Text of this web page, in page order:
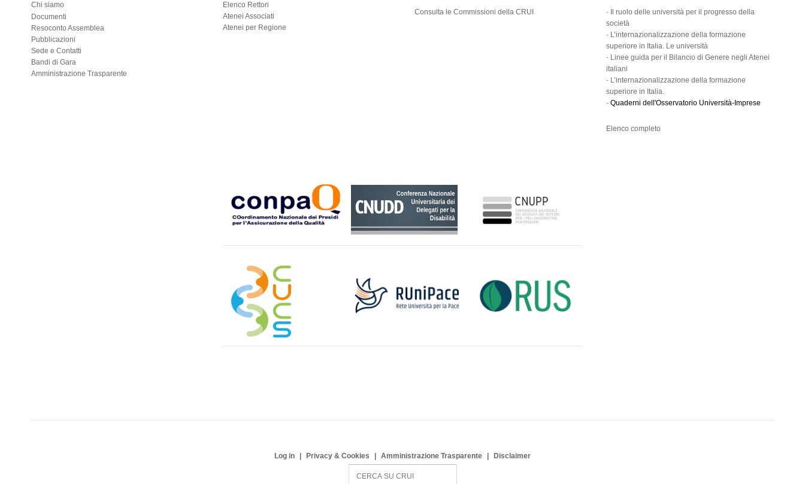
Chi siamo
Documenti
Resoconto Assemblea
Pubblicazioni
Sede e Contatti
Bandi di Gara
Amministrazione Trasparente
Elenco Rettori
Atenei Associati
Atenei per Regione
Consulta le Commissioni della CRUI -
Il ruolo delle università per il progresso della
società
- L’internazionalizzazione della formazione
superiore in Italia. Le università
- Linee guida per il Bilancio di Genere negli Atenei
italiani
- L’internazionalizzazione della formazione
superiore in Italia.
- Quaderni dell'Osservatorio Università-Imprese
Elenco completo
Log in Privacy & Cookies Amministrazione Trasparente Disclaimer